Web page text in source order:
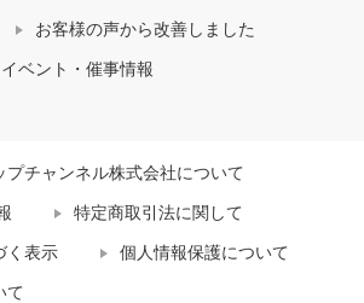
お客様の声から改善しました
イベント・催事情報
プチャンネル株式会社について
特定商取引法に関して
く表示 個人情報保護について
て